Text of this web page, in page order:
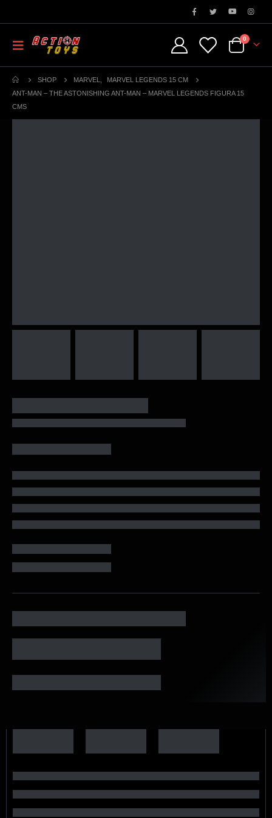
0
SHOP MARVEL
MARVEL LEGENDS 15 CM
ANT-MAN – THE ASTONISHING ANT-MAN – MARVEL LEGENDS FIGURA 15
CMS